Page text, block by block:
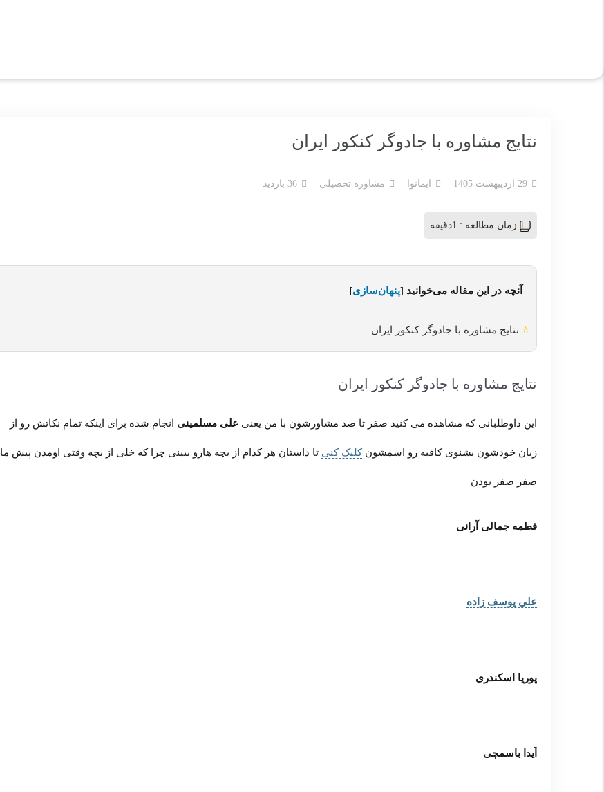
نتایج مشاوره با جادوگر کنکور ایران
29 اردیبهشت 1405 ایمانوا مشاوره تحصیلی 36 بازدید
زمان مطالعه : 1دقیقه
آنچه در این مقاله می‌خوانید [پنهان‌سازی]
⭐ نتایج مشاوره با جادوگر کنکور ایران
نتایج مشاوره با جادوگر کنکور ایران
این داوطلبانی که مشاهده می کنید صفر تا صد مشاورشون با من یعنی علی مسلمینی انجام شده برای اینکه تمام نکاتش رو از
زبان خودشون بشنوی کافیه رو اسمشونکلیک کنی تا داستان هر کدام از بچه هارو ببینی چرا که خلی از بچه وقتی اومدن پیش ما
صفر صفر بودن
فطمه جمالی آرانی
علی یوسف زاده
پوریا اسکندری
آیدا باسمچی